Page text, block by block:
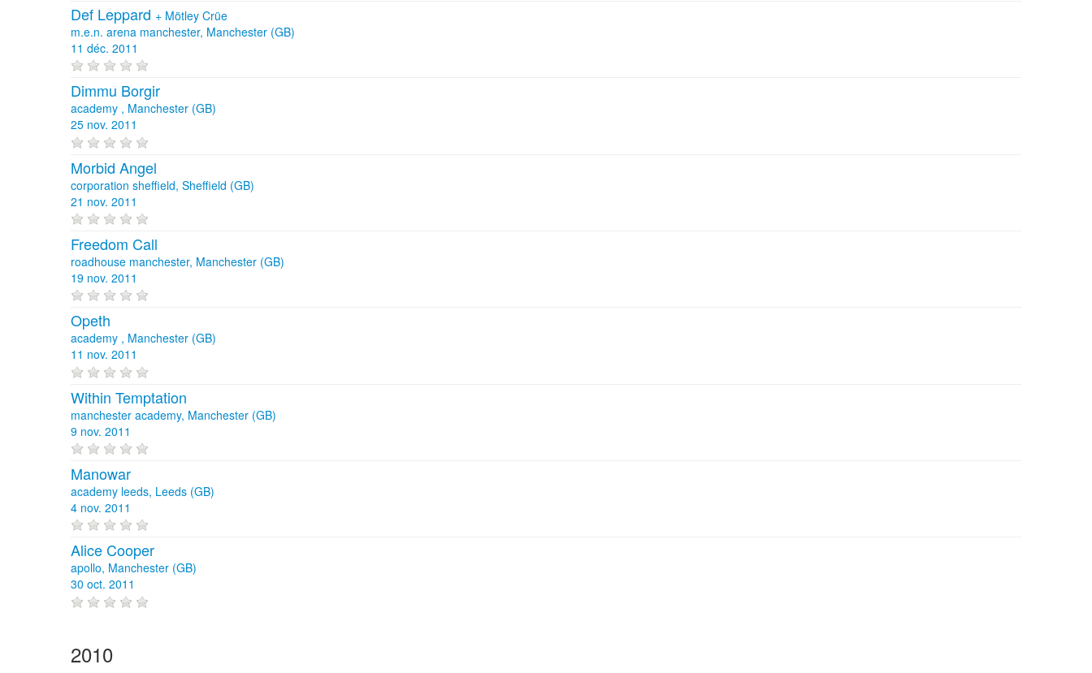
Def Leppard + Mötley Crüe
m.e.n. arena manchester, Manchester (GB)
11 déc. 2011
Dimmu Borgir
academy , Manchester (GB)
25 nov. 2011
Morbid Angel
corporation sheffield, Sheffield (GB)
21 nov. 2011
Freedom Call
roadhouse manchester, Manchester (GB)
19 nov. 2011
Opeth
academy , Manchester (GB)
11 nov. 2011
Within Temptation
manchester academy, Manchester (GB)
9 nov. 2011
Manowar
academy leeds, Leeds (GB)
4 nov. 2011
Alice Cooper
apollo, Manchester (GB)
30 oct. 2011
2010